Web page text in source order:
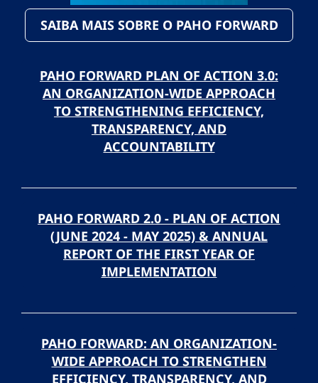
SAIBA MAIS SOBRE O PAHO FORWARD
PAHO FORWARD PLAN OF ACTION 3.0:
AN ORGANIZATION-WIDE APPROACH
TO STRENGTHENING EFFICIENCY,
TRANSPARENCY, AND
ACCOUNTABILITY
PAHO FORWARD 2.0 - PLAN OF ACTION
(JUNE 2024 - MAY 2025) & ANNUAL
REPORT OF THE FIRST YEAR OF
IMPLEMENTATION
PAHO FORWARD: AN ORGANIZATION-
WIDE APPROACH TO STRENGTHEN
EFFICIENCY, TRANSPARENCY, AND